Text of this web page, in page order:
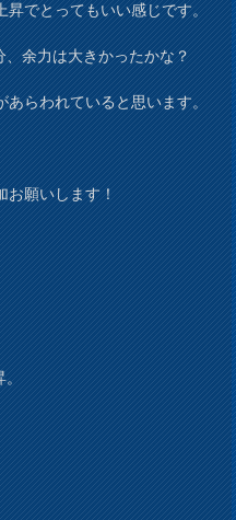
昇でとってもいい感じです。
、余力は大きかったかな？
あらわれていると思います。
お願いします！
。